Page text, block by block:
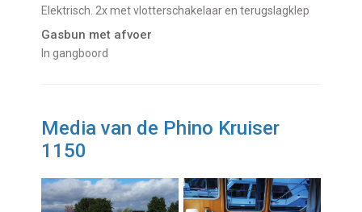
Elektrisch. 2x met vlotterschakelaar en terugslagklep
Gasbun met afvoer
In gangboord
Media van de Phino Kruiser
1150